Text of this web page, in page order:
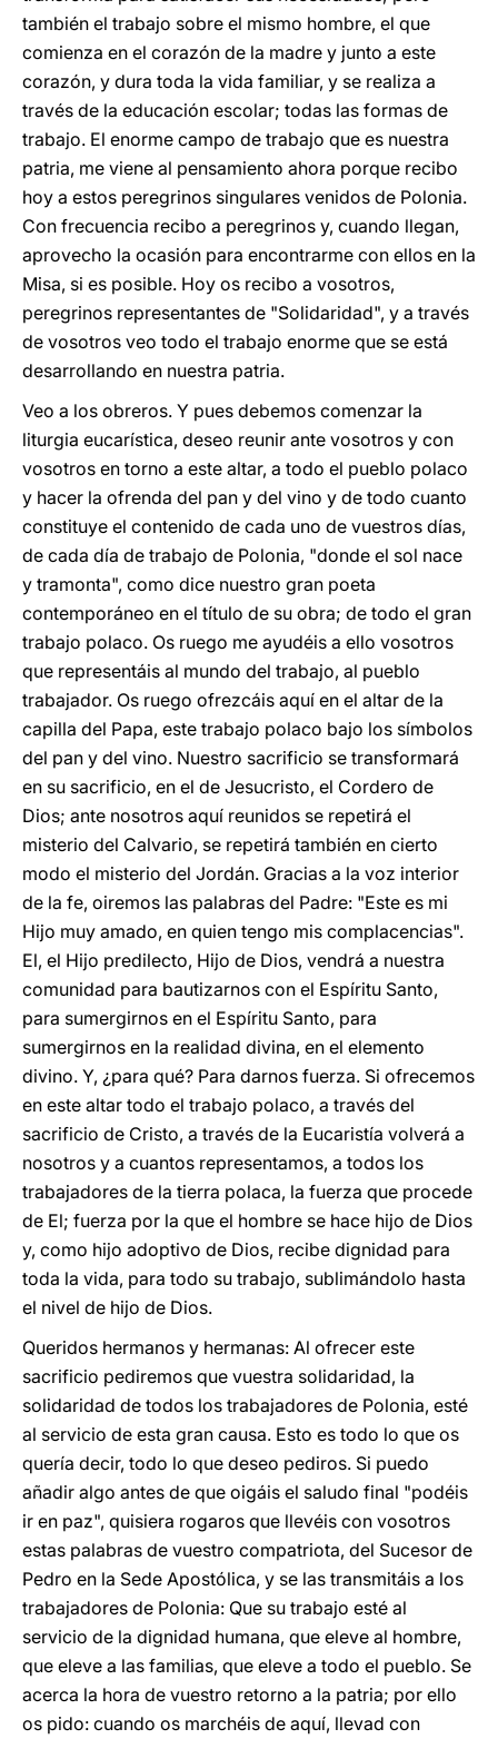
también el trabajo sobre el mismo hombre, el que
comienza en el corazón de la madre y junto a este
corazón, y dura toda la vida familiar, y se realiza a
través de la educación escolar; todas las formas de
trabajo. El enorme campo de trabajo que es nuestra
patria, me viene al pensamiento ahora porque recibo
hoy a estos peregrinos singulares venidos de Polonia.
Con frecuencia recibo a peregrinos y, cuando llegan,
aprovecho la ocasión para encontrarme con ellos en la
Misa, si es posible. Hoy os recibo a vosotros,
peregrinos representantes de "Solidaridad", y a través
de vosotros veo todo el trabajo enorme que se está
desarrollando en nuestra patria.
Veo a los obreros. Y pues debemos comenzar la
liturgia eucarística, deseo reunir ante vosotros y con
vosotros en torno a este altar, a todo el pueblo polaco
y hacer la ofrenda del pan y del vino y de todo cuanto
constituye el contenido de cada uno de vuestros días,
de cada día de trabajo de Polonia, "donde el sol nace
y tramonta", como dice nuestro gran poeta
contemporáneo en el título de su obra; de todo el gran
trabajo polaco. Os ruego me ayudéis a ello vosotros
que representáis al mundo del trabajo, al pueblo
trabajador. Os ruego ofrezcáis aquí en el altar de la
capilla del Papa, este trabajo polaco bajo los símbolos
del pan y del vino. Nuestro sacrificio se transformará
en su sacrificio, en el de Jesucristo, el Cordero de
Dios; ante nosotros aquí reunidos se repetirá el
misterio del Calvario, se repetirá también en cierto
modo el misterio del Jordán. Gracias a la voz interior
de la fe, oiremos las palabras del Padre: "Este es mi
Hijo muy amado, en quien tengo mis complacencias".
El, el Hijo predilecto, Hijo de Dios, vendrá a nuestra
comunidad para bautizarnos con el Espíritu Santo,
para sumergirnos en el Espíritu Santo, para
sumergirnos en la realidad divina, en el elemento
divino. Y, ¿para qué? Para darnos fuerza. Si ofrecemos
en este altar todo el trabajo polaco, a través del
sacrificio de Cristo, a través de la Eucaristía volverá a
nosotros y a cuantos representamos, a todos los
trabajadores de la tierra polaca, la fuerza que procede
de El; fuerza por la que el hombre se hace hijo de Dios
y, como hijo adoptivo de Dios, recibe dignidad para
toda la vida, para todo su trabajo, sublimándolo hasta
el nivel de hijo de Dios.
Queridos hermanos y hermanas: Al ofrecer este
sacrificio pediremos que vuestra solidaridad, la
solidaridad de todos los trabajadores de Polonia, esté
al servicio de esta gran causa. Esto es todo lo que os
quería decir, todo lo que deseo pediros. Si puedo
añadir algo antes de que oigáis el saludo final "podéis
ir en paz", quisiera rogaros que llevéis con vosotros
estas palabras de vuestro compatriota, del Sucesor de
Pedro en la Sede Apostólica, y se las transmitáis a los
trabajadores de Polonia: Que su trabajo esté al
servicio de la dignidad humana, que eleve al hombre,
que eleve a las familias, que eleve a todo el pueblo. Se
acerca la hora de vuestro retorno a la patria; por ello
os pido: cuando os marchéis de aquí, llevad con